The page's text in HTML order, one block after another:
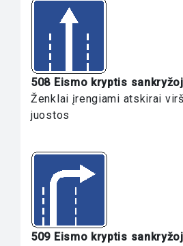
508 Eismo kryptis
Ženklai įrengiami atskirai
juostos
509 Eismo kryptis